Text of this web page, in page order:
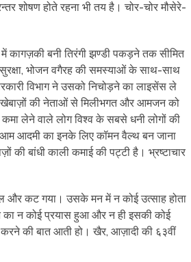
शोषण होते रहना भी तय है। चोर-चोर मौसेरे-
बनी तिरंगी झण्डी पकड़ने तक सीमित
सुरक्षा, भोजन वगैरह की समस्याओं के साथ-साथ
विभाग ने उसको निचोड़ने का लाइसेंस ले
की नेताओं से मिलीभगत और आमजन को
लेने वाले लोग विश्व के सबसे धनी लोगों की
आदमी का इनके लिए कॉमन वैल्थ बन जाना
की बांधी काली कमाई की पट्टी है। भ्रष्टाचार
कट गया। उसके मन में न कोई उत्साह होता
का न कोई प्रयास हुआ और न ही इसकी कोई
की बात आती हो। खैर, आज़ादी की ६३वीं